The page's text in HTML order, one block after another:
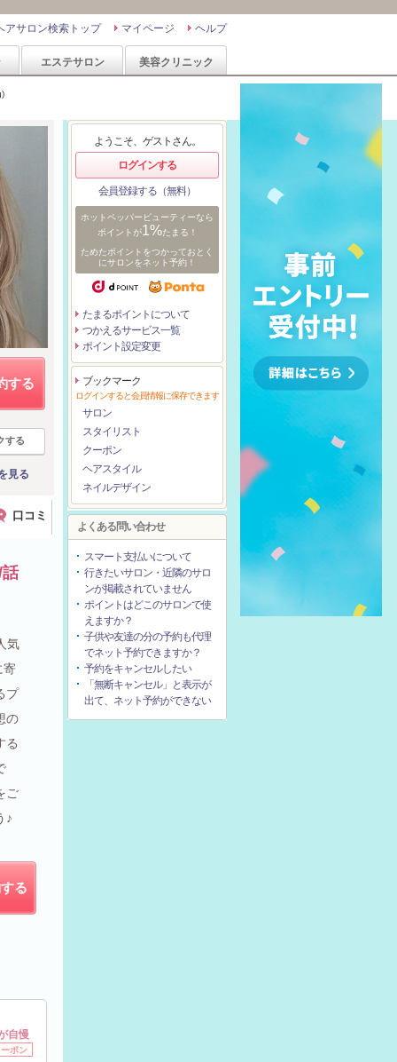
ヘルプ
マイページ
アサロン検索トップ
エステサロン 美容クリニック
する
する
見る
口コミ
気
寄
プ
の
る
ご
♪
る
自慢
ポン
ようこそ、ゲストさん。
ログインする
会員登録する（無料）
ホットペッパービューティーなら
ポイントが1%たまる！
ためたポイントをつかっておとく
にサロンをネット予約！
たまるポイントについて
つかえるサービス一覧
ポイント設定変更
ブックマーク
ログインすると会員情報に保存できます
サロン
スタイリスト
クーポン
ヘアスタイル
ネイルデザイン
よくある問い合わせ
スマート支払いについて
行きたいサロン・近隣のサロ
ンが掲載されていません
ポイントはどこのサロンで使
えますか？
子供や友達の分の予約も代理
でネット予約できますか？
予約をキャンセルしたい
「無断キャンセル」と表示が
出て、ネット予約ができない